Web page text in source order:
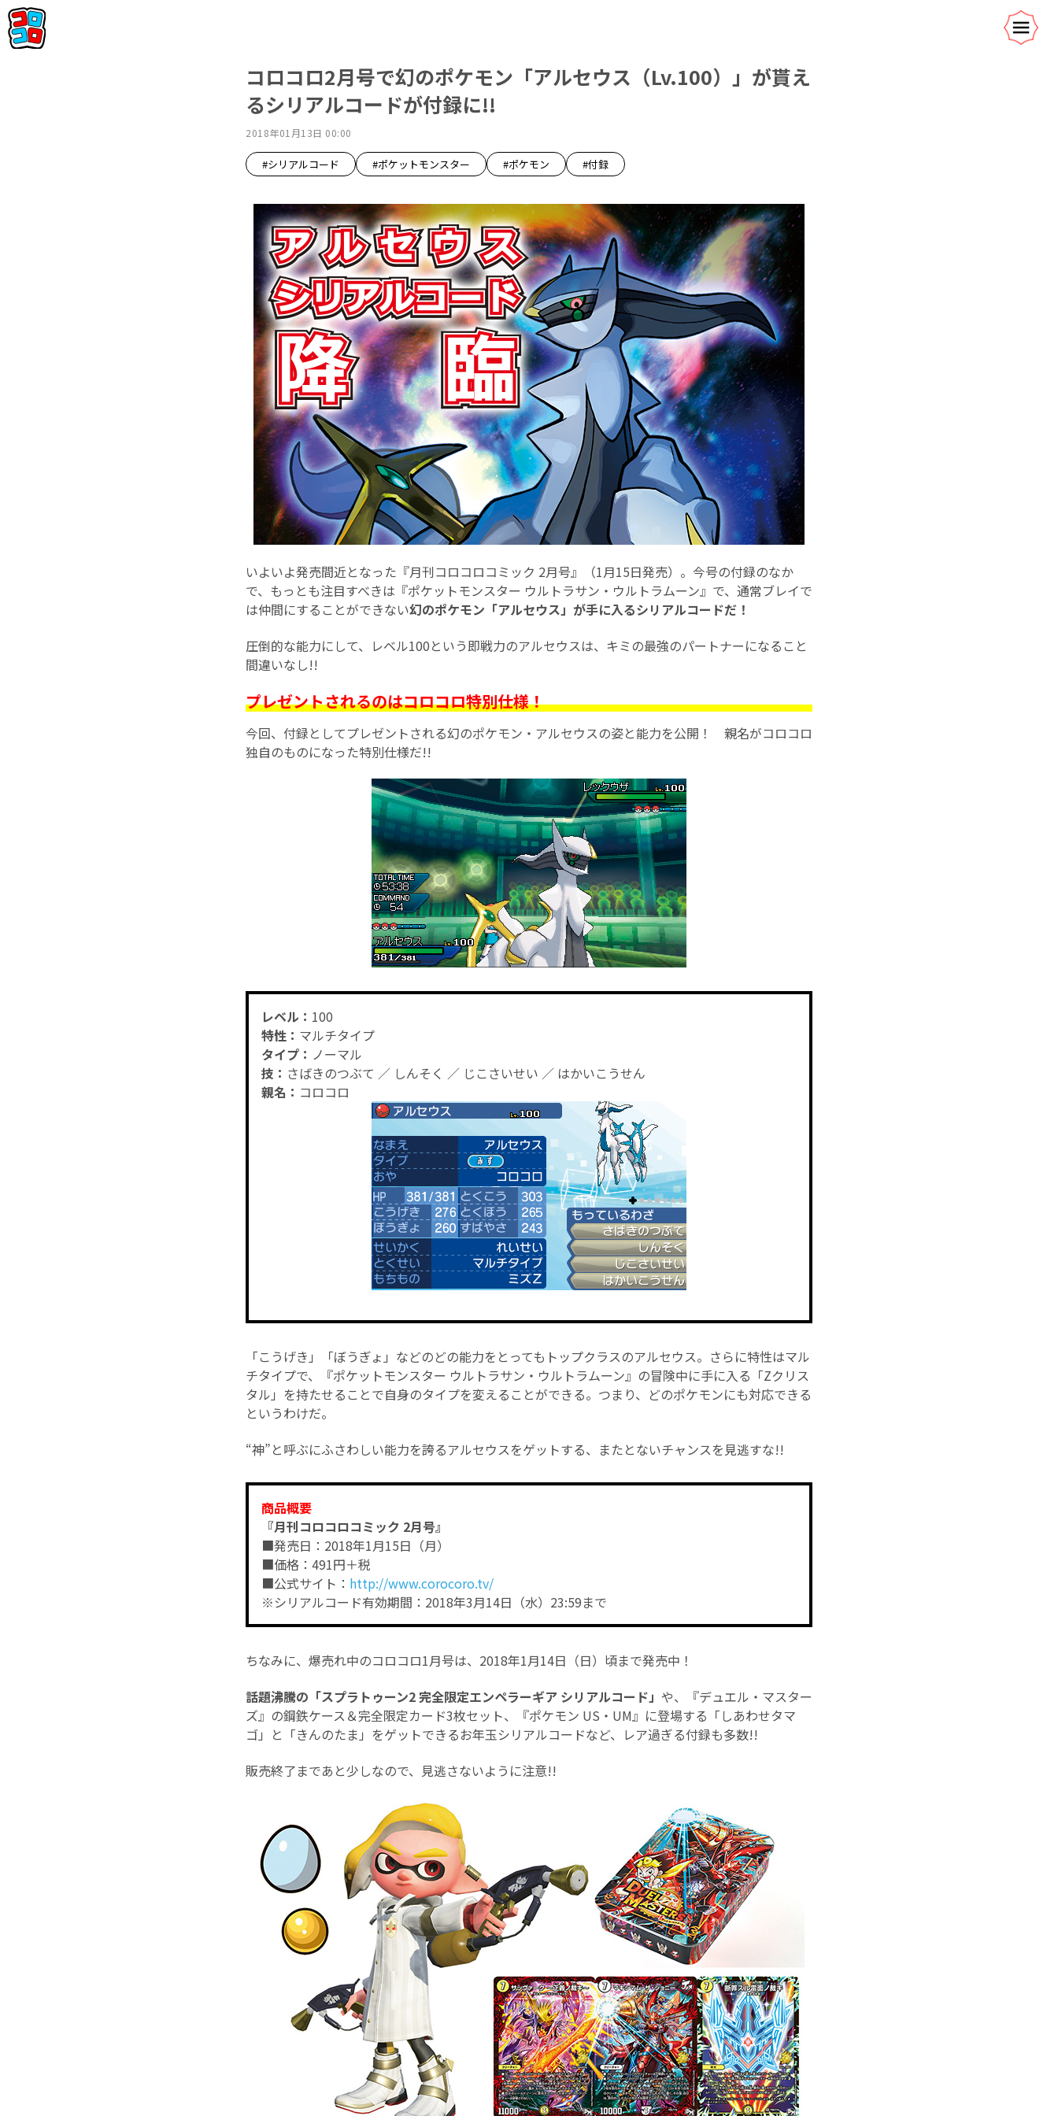
コロコロ2月号で幻のポケモン「アルセウス（Lv.100）」が貰え
るシリアルコードが付録に!!
2018年01月13日 00:00
#シリアルコード #ポケットモンスター #ポケモン #付録
いよいよ発売間近となった『月刊コロコロコミック 2月号』（1月15日発売）。今号の付録のなか
で、もっとも注目すべきは『ポケットモンスター ウルトラサン・ウルトラムーン』で、通常ブレイで
は仲間にすることができない幻のポケモン「アルセウス」が手に入るシリアルコードだ！
圧倒的な能力にして、レベル100という即戦力のアルセウスは、キミの最強のパートナーになること
間違いなし!!
プレゼントされるのはコロコロ特別仕様！
今回、付録としてプレゼントされる幻のポケモン・アルセウスの姿と能力を公開！ 親名がコロコロ
独自のものになった特別仕様だ!!
レベル： 100
特性： マルチタイプ
タイプ： ノーマル
技： さばきのつぶて ／ しんそく ／ じこさいせい ／ はかいこうせん
親名： コロコロ
「こうげき」「ぼうぎょ」などのどの能力をとってもトップクラスのアルセウス。さらに特性はマル
チタイプで、『ポケットモンスター ウルトラサン・ウルトラムーン』の冒険中に手に入る「Zクリス
タル」を持たせることで自身のタイプを変えることができる。つまり、どのポケモンにも対応できる
というわけだ。
“神”と呼ぶにふさわしい能力を誇るアルセウスをゲットする、またとないチャンスを見逃すな!!
商品概要
『月刊コロコロコミック 2月号』
■発売日：2018年1月15日（月）
■価格：491円＋税
■公式サイト： http://www.corocoro.tv/
※シリアルコード有効期間：2018年3月14日（水）23:59まで
ちなみに、爆売れ中のコロコロ1月号は、2018年1月14日（日）頃まで発売中！
話題沸騰の「スプラトゥーン2 完全限定エンペラーギア シリアルコード」 や、『デュエル・マスター
ズ』の鋼鉄ケース＆完全限定カード3枚セット、『ポケモン US・UM』に登場する「しあわせタマ
ゴ」と「きんのたま」をゲットできるお年玉シリアルコードなど、レア過ぎる付録も多数!!
販売終了まであと少しなので、見逃さないように注意!!